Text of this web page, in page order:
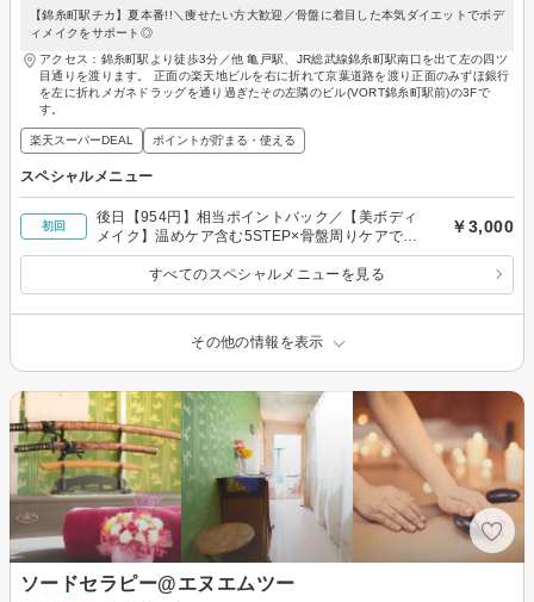
【錦糸町駅チカ】夏本番!!＼痩せたい方大歓迎／骨盤に着目した本気ダイエットでボデ
ィメイクをサポート◎
アクセス：錦糸町駅より徒歩3分／他 亀戸駅、JR総武線錦糸町駅南口を出て左の四ツ
目通りを渡ります。 正面の楽天地ビルを右に折れて京葉道路を渡り正面のみずほ銀行
を左に折れメガネドラッグを通り過ぎたその左隣のビル(VORT錦糸町駅前)の3Fで
す。
楽天スーパーDEAL ポイントが貯まる・使える
スペシャルメニュー
初回
後日【954円】相当ポイントバック／【美ボディ
メイク】温めケア含む5STEP×骨盤周りケアでス
ッキリ！代謝サポート◎80分￥3000
￥3,000
すべてのスペシャルメニューを見る
その他の情報を表示
ソードセラピー@エヌエムツー